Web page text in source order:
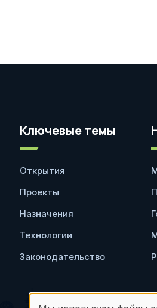
Ключевые темы
Открытия
Проекты
Назначения
Технологии
Законодательство